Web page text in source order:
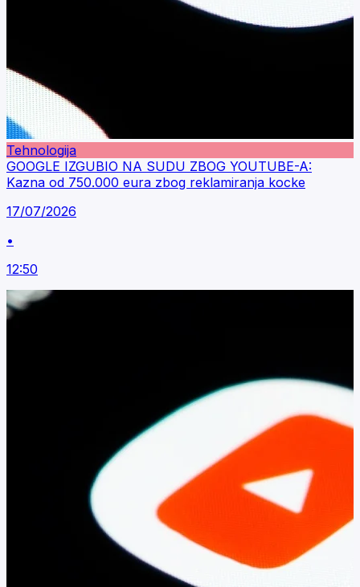
Tehnologija
GOOGLE IZGUBIO NA SUDU ZBOG YOUTUBE-A:
Kazna od 750.000 eura zbog reklamiranja kocke
17/07/2026
•
12:50